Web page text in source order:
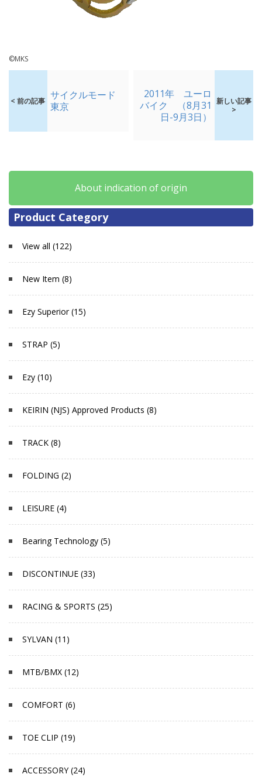
©MKS
< 前の記事 サイクルモード
東京
2011年 ユーロ
バイク （8月31
日-9月3日）
新しい記事
>
About indication of origin
Product Category
View all (122)
New Item (8)
Ezy Superior (15)
STRAP (5)
Ezy (10)
KEIRIN (NJS) Approved Products (8)
TRACK (8)
FOLDING (2)
LEISURE (4)
Bearing Technology (5)
DISCONTINUE (33)
RACING & SPORTS (25)
SYLVAN (11)
MTB/BMX (12)
COMFORT (6)
TOE CLIP (19)
ACCESSORY (24)